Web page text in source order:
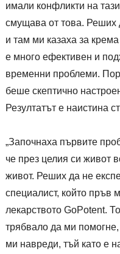
имали конфликти на
смущава от това. Реших
и там ми казаха за
е много ефективен и
временни проблеми.
беше скептично
Резултатът е наистина
„Започнаха първите
че през целия си живот
живот. Реших да не
специалист, който пръв
лекарството GoPotent.
трябвало да ми
ми навреди, тъй като е